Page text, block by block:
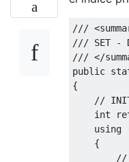
///
/// SET -
/// </
public
{
//
int
using
{
//